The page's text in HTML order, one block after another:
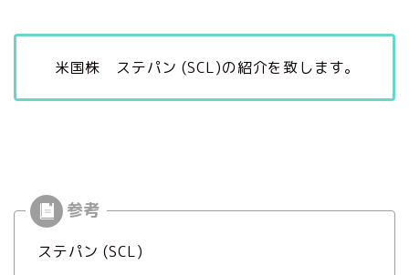
米国株 ステパン (SCL)の紹介を致します。
ステパン (SCL)